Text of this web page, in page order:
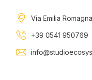
Via Emilia
+39 0541 950769